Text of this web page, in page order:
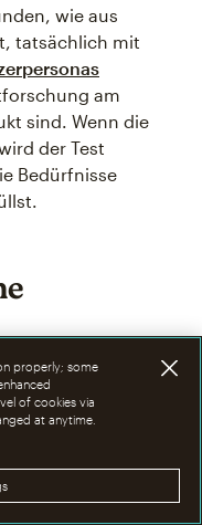
wie aus
tatsächlich mit
am
sind. Wenn die
der Test
Bedürfnisse
als
wie du
Diejenigen, die
wissen, zu
das
properly; some
of cookies via
at anytime.